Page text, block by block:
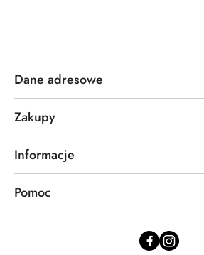
Dane adresowe
Zakupy
Informacje
Pomoc